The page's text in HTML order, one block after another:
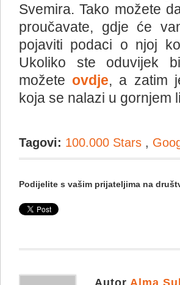
Svemira. Tako možete
proučavate, gdje će
pojaviti podaci o njoj
Ukoliko ste oduvijek
možete ovdje, a zatim
koja se nalazi u gornjem
Tagovi: 100.000 Stars ,
Podijelite s vašim prijateljima na
Autor Alma